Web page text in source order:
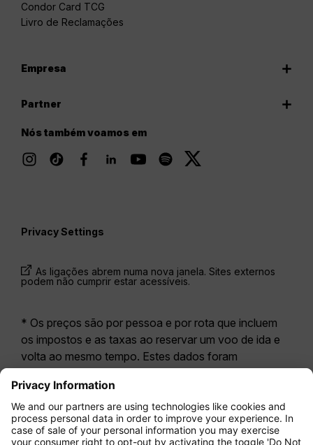
Condor Card TCG
Livro de Reclamações
Empresa
Partner
Nós também voamos em
Privacy Settings
As ligações abrem numa nova janela. Sites externos
podem não cumprir estar acessíveis.
* Os preços são por pessoa e por rota que incluem
os impostos e as taxas ao reservar um voo de ida e
volta ao mesmo tempo. Estes dados foram
estar atualizados. As tarifas apresentadas para a
Economy Class correspondem geralmente à
Economy Zero, a nossa opção tarifária mais restritiva.
Poderão aplicar-se taxas adicionais parabagagem